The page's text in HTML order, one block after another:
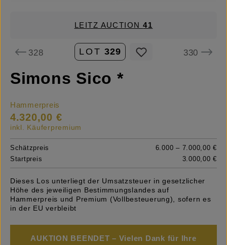
LEITZ AUCTION41
328 LOT 329 330
Simons Sico *
Hammerpreis
4.320,00 €
inkl. Käuferpremium
Schätzpreis
6.000 – 7.000,00 €
Startpreis
3.000,00 €
Dieses Los unterliegt der Umsatzsteuer in gesetzlicher
Höhe des jeweiligen Bestimmungslandes auf
Hammerpreis und Premium (Vollbesteuerung), sofern es
in der EU verbleibt
AUKTION BEENDET – Vielen Dank für Ihre